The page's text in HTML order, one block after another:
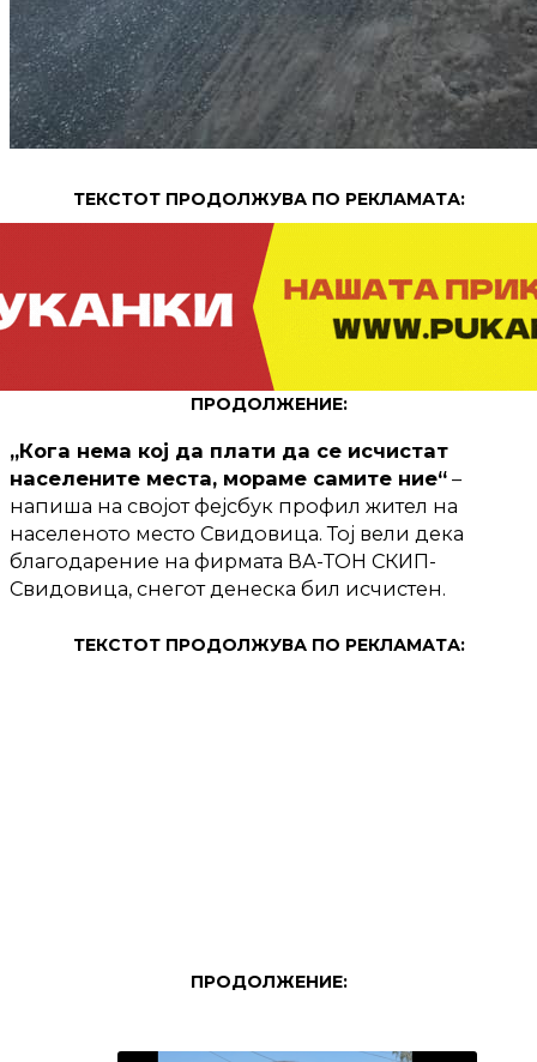
ТЕКСТОТ ПРОДОЛЖУВА ПО РЕКЛАМАТА:
ПРОДОЛЖЕНИЕ:
„Кога нема кој да плати да се исчистат
населените места, мораме самите ние“ –
напиша на својот фејсбук профил жител на
населеното место Свидовица. Тој вели дека
благодарение на фирмата ВА-ТОН СКИП-
Свидовица, снегот денеска бил исчистен.
ТЕКСТОТ ПРОДОЛЖУВА ПО РЕКЛАМАТА:
ПРОДОЛЖЕНИЕ: